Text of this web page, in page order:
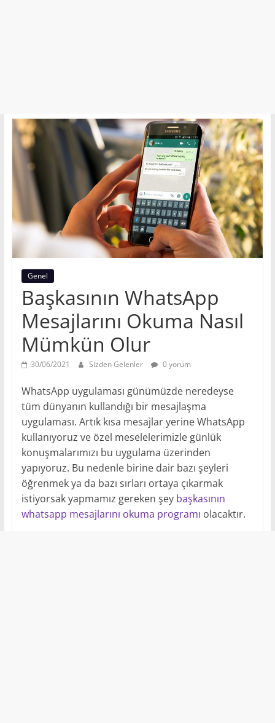
Genel
Başkasının WhatsApp
Mesajlarını Okuma Nasıl
Mümkün Olur
30/06/2021 Sizden Gelenler 0 yorum
WhatsApp uygulaması günümüzde neredeyse
tüm dünyanın kullandığı bir mesajlaşma
uygulaması. Artık kısa mesajlar yerine WhatsApp
kullanıyoruz ve özel meselelerimizle günlük
konuşmalarımızı bu uygulama üzerinden
yapıyoruz. Bu nedenle birine dair bazı şeyleri
öğrenmek ya da bazı sırları ortaya çıkarmak
istiyorsak yapmamız gereken şey başkasının
whatsapp mesajlarını okuma programı olacaktır.